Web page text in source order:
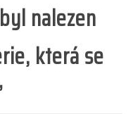
nalezen
která se